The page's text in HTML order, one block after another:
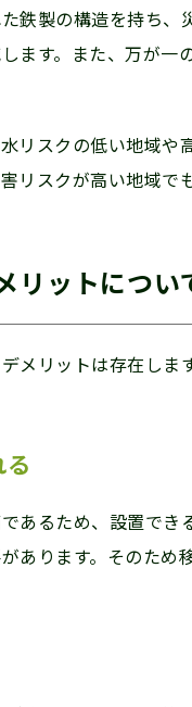
鉄製の構造を持ち
ます。また、万が
リスクの低い地域
リスクが高い地域で
リットについ
メリットは存在しま
あるため、設置で
あります。そのた